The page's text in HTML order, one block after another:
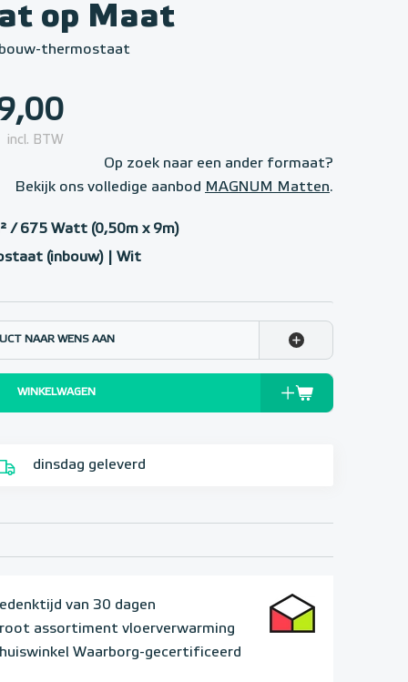
op Maat
thermostaat
incl. BTW
Op zoek naar een ander formaat?
Bekijk ons volledige aanbod MAGNUM Matten.
/ 675 Watt (0,50m x 9m)
(inbouw) | Wit
NAAR WENS AAN
WINKELWAGEN
dinsdag geleverd
van 30 dagen
assortiment vloerverwarming
Waarborg-gecertificeerd